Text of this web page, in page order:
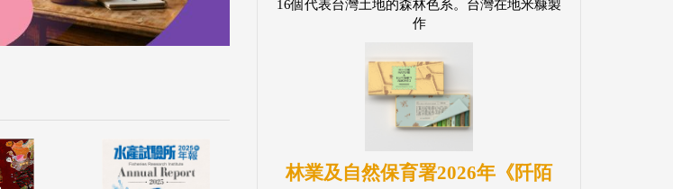
16個代表台灣土地的森林色系。台灣在地米糠製
作
林業及自然保育署2026年《阡陌